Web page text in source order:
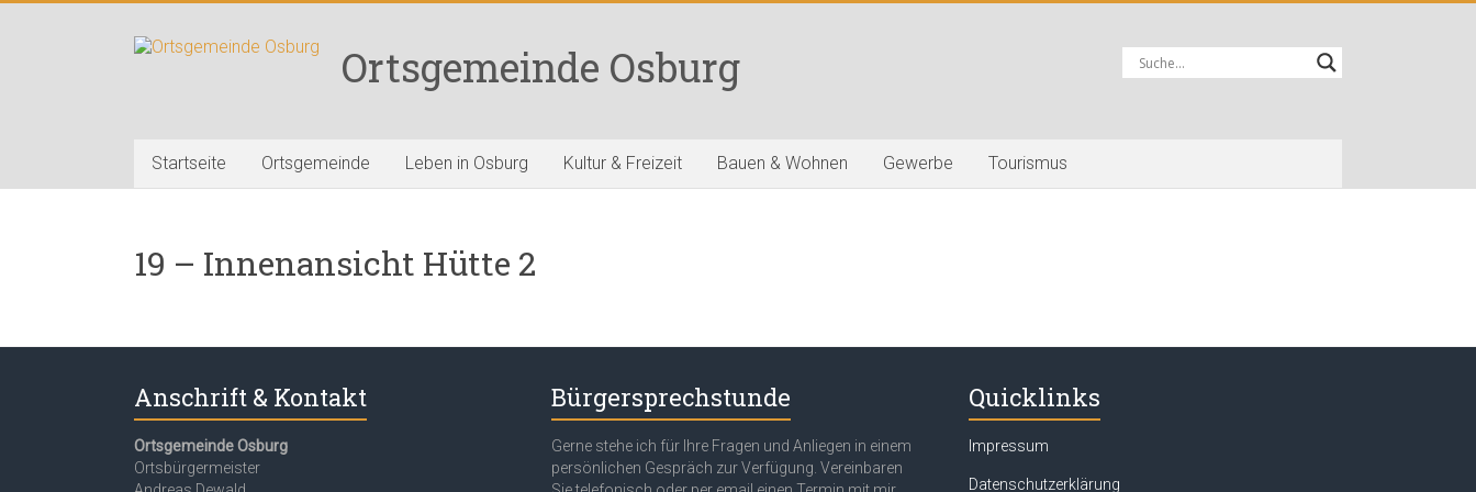
Ortsgemeinde Osburg
Startseite Ortsgemeinde Leben in Osburg Kultur & Freizeit Bauen & Wohnen Gewerbe Tourismus
19 – Innenansicht Hütte 2
Anschrift & Kontakt
Ortsgemeinde Osburg
Ortsbürgermeister
Bürgersprechstunde
Gerne stehe ich für Ihre Fragen und Anliegen in einem
persönlichen Gespräch zur Verfügung. Vereinbaren
Quicklinks
Impressum
Datenschutzerklärung